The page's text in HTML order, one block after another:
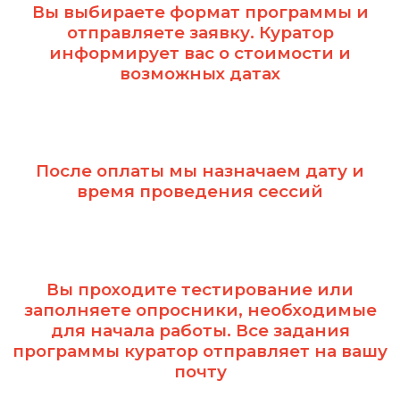
Вы выбираете формат программы и
отправляете заявку. Куратор
информирует вас о стоимости и
возможных датах
После оплаты мы назначаем дату и
время проведения сессий
Вы проходите тестирование или
заполняете опросники, необходимые
для начала работы. Все задания
программы куратор отправляет на вашу
почту